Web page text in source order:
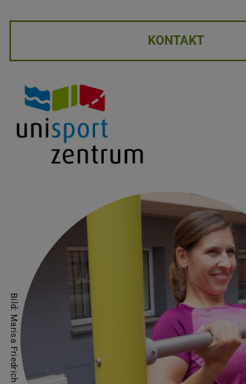
KONTAKT
Bild: Marisa Friedrich